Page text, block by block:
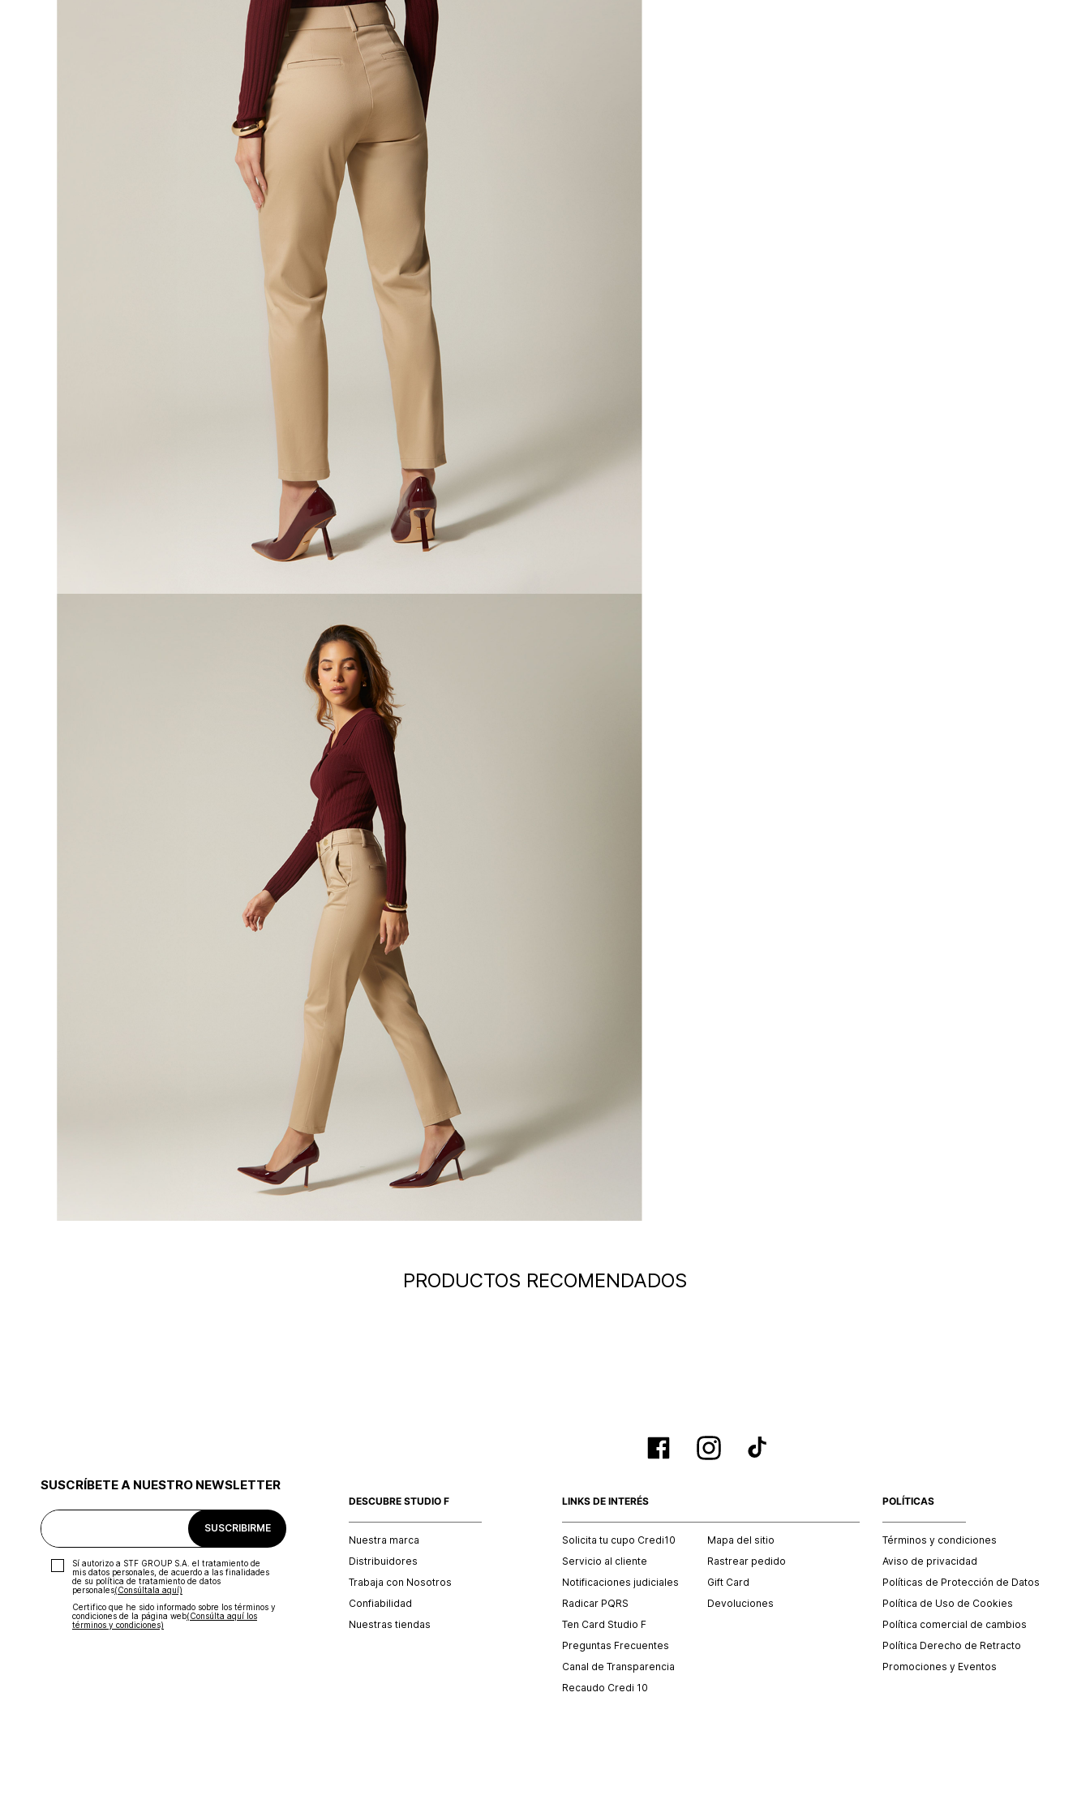
PRODUCTOS RECOMENDADOS
SUSCRÍBETE A NUESTRO NEWSLETTER
SUSCRIBIRME
Sí autorizo a STF GROUP S.A. el tratamiento de
mis datos personales, de acuerdo a las finalidades
de su política de tratamiento de datos
personales‎(Consúltala aquí)
Certifico que he sido informado sobre los términos y
condiciones de la página web‎(Consúlta aquí los
términos y condiciones)
DESCUBRE STUDIO F
Nuestra marca
Distribuidores
Trabaja con Nosotros
Confiabilidad
Nuestras tiendas
LINKS DE INTERÉS
Solicita tu cupo Credi10
Servicio al cliente
Notificaciones judiciales
Radicar PQRS
Ten Card Studio F
Preguntas Frecuentes
Canal de Transparencia
Recaudo Credi 10
Mapa del sitio
Rastrear pedido
Gift Card
Devoluciones
POLÍTICAS
Términos y condiciones
Aviso de privacidad
Políticas de Protección de Datos
Política de Uso de Cookies
Política comercial de cambios
Política Derecho de Retracto
Promociones y Eventos